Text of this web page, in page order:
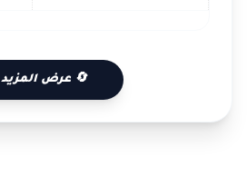
🔄 عرض المزيد